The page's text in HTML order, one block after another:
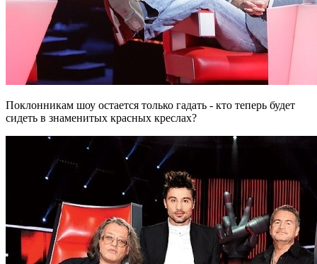
Поклонникам шоу остается только гадать - кто теперь будет
сидеть в знаменитых красных креслах?